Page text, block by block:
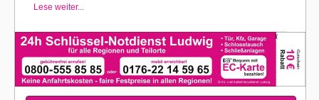
Lese weiter...